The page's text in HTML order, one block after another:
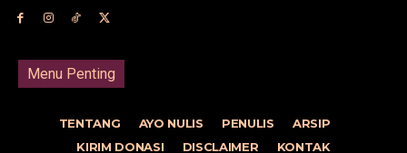
Menu Penting
TENTANG AYO NULIS PENULIS
ARSIP
KIRIM DONASI
DISCLAIMER KONTAK